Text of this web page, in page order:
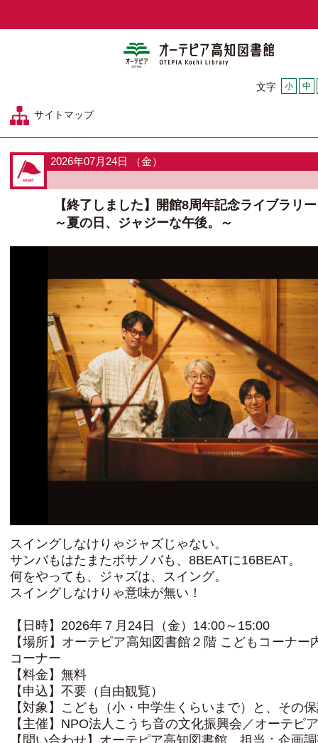
文字 小 中
サイトマップ
2026年07月24日 （金）
【終了しました】開館8周年記念ライブラリ
～夏の日、ジャジーな午後。～
スイングしなけりゃジャズじゃない。
サンバもはたまたボサノバも、8BEATに16BEAT。
何をやっても、ジャズは、スイング。
スイングしなけりゃ意味が無い！
【日時】2026年７月24日（金）14:00～15:00
【場所】オーテピア高知図書館２階 こどもコーナー
コーナー
【料金】無料
【申込】不要（自由観覧）
【対象】こども（小・中学生くらいまで）と、その
【主催】NPO法人こうち音の文化振興会／オーテピ